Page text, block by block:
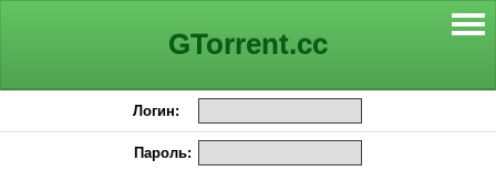
GTorrent.cc
Логин:
Пароль: